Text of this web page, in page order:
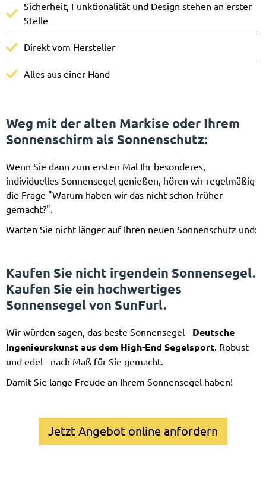
Sicherheit, Funktionalität und Design stehen an erster
Stelle
Direkt vom Hersteller
Alles aus einer Hand
Weg mit der alten Markise oder Ihrem
Sonnenschirm als Sonnenschutz:
Wenn Sie dann zum ersten Mal Ihr besonderes,
individuelles Sonnensegel genießen, hören wir regelmäßig
die Frage "Warum haben wir das nicht schon früher
gemacht?".
Warten Sie nicht länger auf Ihren neuen Sonnenschutz und:
Kaufen Sie nicht irgendein Sonnensegel.
Kaufen Sie ein hochwertiges
Sonnensegel von SunFurl.
Wir würden sagen, das beste Sonnensegel - Deutsche
Ingenieurskunst aus dem High-End Segelsport. Robust
und edel - nach Maß für Sie gemacht.
Damit Sie lange Freude an Ihrem Sonnensegel haben!
Jetzt Angebot online anfordern